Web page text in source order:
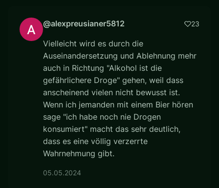
@alexpreusianer5812 23
Vielleicht wird es durch die
Auseinandersetzung und Ablehnung mehr
auch in Richtung "Alkohol ist die
gefährlichere Droge" gehen, weil dass
anscheinend vielen nicht bewusst ist.
Wenn ich jemanden mit einem Bier hören
sage "ich habe noch nie Drogen
konsumiert" macht das sehr deutlich,
dass es eine völlig verzerrte
Wahrnehmung gibt.
05.05.2024